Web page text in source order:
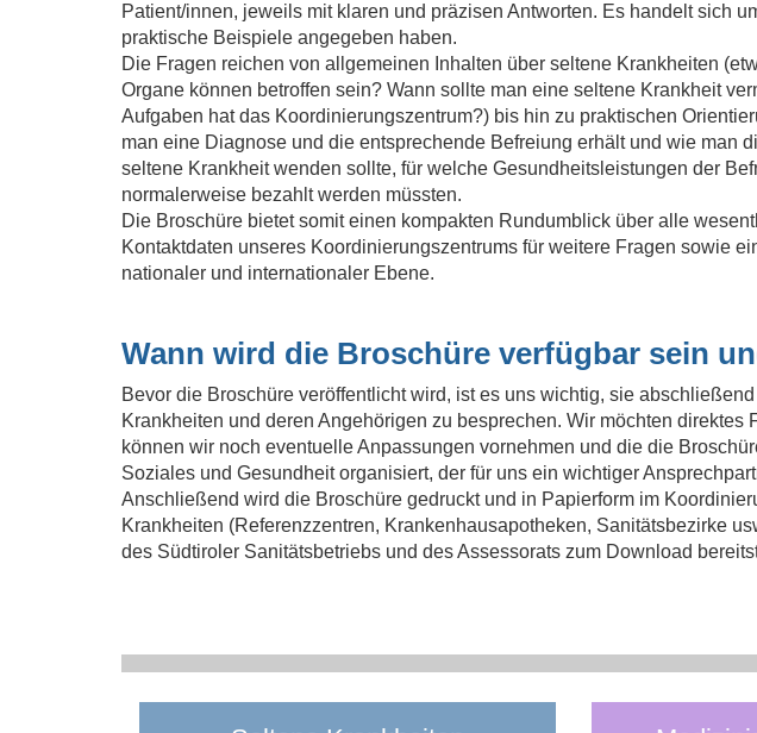
Patient/innen, jeweils mit klaren und präzisen Antworten. Es handelt sich
praktische Beispiele angegeben haben.
Die Fragen reichen von allgemeinen Inhalten über seltene Krankheiten
Organe können betroffen sein? Wann sollte man eine seltene Krankheit
Aufgaben hat das Koordinierungszentrum?) bis hin zu praktischen
man eine Diagnose und die entsprechende Befreiung erhält und wie man
seltene Krankheit wenden sollte, für welche Gesundheitsleistungen der
normalerweise bezahlt werden müssten.
Die Broschüre bietet somit einen kompakten Rundumblick über alle
Kontaktdaten unseres Koordinierungszentrums für weitere Fragen sowie
nationaler und internationaler Ebene.
Wann wird die Broschüre verfügbar sein
Bevor die Broschüre veröffentlicht wird, ist es uns wichtig, sie
Krankheiten und deren Angehörigen zu besprechen. Wir möchten
können wir noch eventuelle Anpassungen vornehmen und die die
Soziales und Gesundheit organisiert, der für uns ein wichtiger
Anschließend wird die Broschüre gedruckt und in Papierform im
Krankheiten (Referenzzentren, Krankenhausapotheken, Sanitätsbezirke
des Südtiroler Sanitätsbetriebs und des Assessorats zum Download